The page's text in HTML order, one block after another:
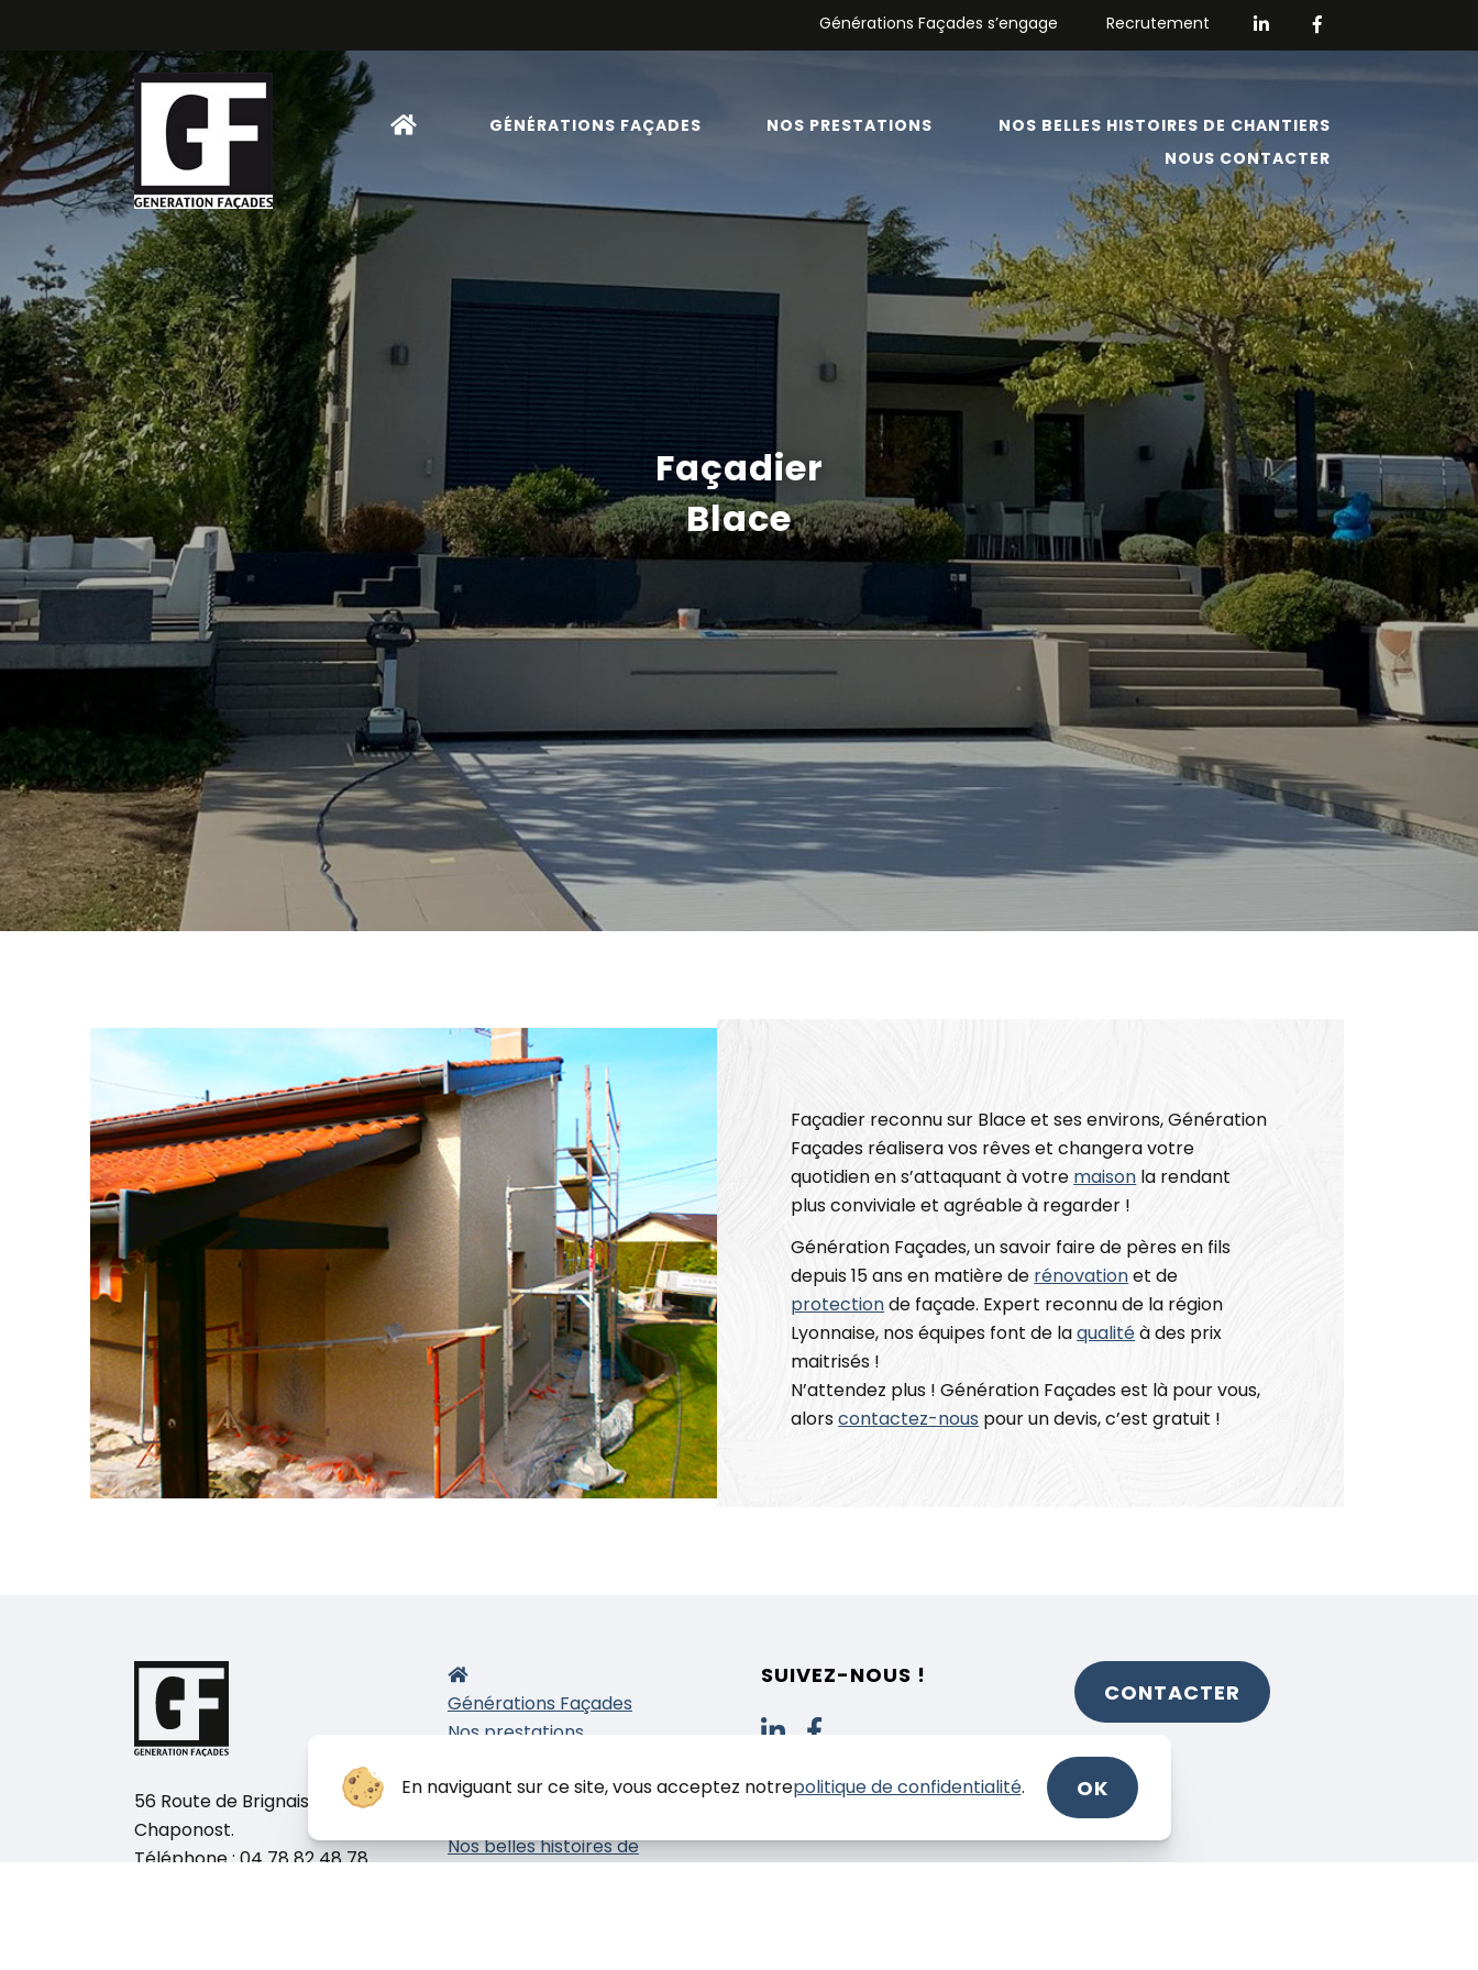
En naviguant sur ce site, vous acceptez notrepolitique de confidentialité. OK
Générations Façades s’engage Recrutement
GÉNÉRATIONS FAÇADES NOS PRESTATIONS
NOS BELLES HISTOIRES DE CHANTIERS
NOUS CONTACTER
Façadier
Blace
Façadier reconnu sur Blace et ses environs, Génération
Façades réalisera vos rêves et changera votre
quotidien en s’attaquant à votre maison la rendant
plus conviviale et agréable à regarder !
Génération Façades, un savoir faire de pères en fils
depuis 15 ans en matière de rénovationet de
protectionde façade. Expert reconnu de la région
Lyonnaise, nos équipes font de laqualitéà des prix
maitrisés !
N’attendez plus ! Génération Façades est là pour vous,
alorscontactez-nous pour un devis, c’est gratuit !
56 Route de Brignais, 69630
Chaponost.
Téléphone :04 78 82 48 78
Générations Façades
Nos prestations
Peinture
Nos belles histoires de
SUIVEZ-NOUS !
CONTACTER